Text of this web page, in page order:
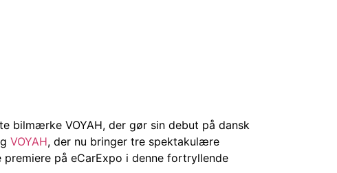
bilmærke VOYAH, der gør sin debut på dansk
VOYAH, der nu bringer tre spektakulære
på eCarExpo i denne fortryllende